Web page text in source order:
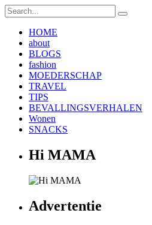
HOME
about
BLOGS
fashion
MOEDERSCHAP
TRAVEL
TIPS
BEVALLINGSVERHALEN
Wonen
SNACKS
Hi MAMA
Advertentie